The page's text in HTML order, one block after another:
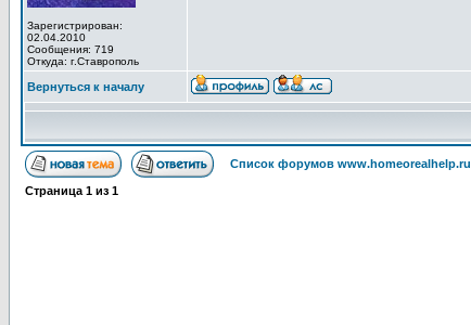
Зарегистрирован:
02.04.2010
Сообщения: 719
Откуда: г.Ставрополь
Вернуться к началу
Список форумов www.homeorealhelp.ru
Страница 1 из 1